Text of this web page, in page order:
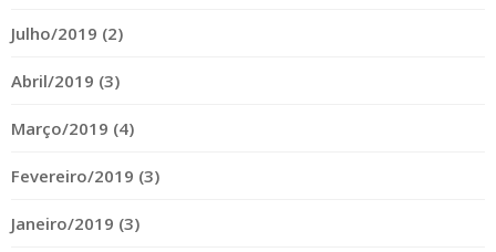
Julho/2019 (2)
Abril/2019 (3)
Março/2019 (4)
Fevereiro/2019 (3)
Janeiro/2019 (3)